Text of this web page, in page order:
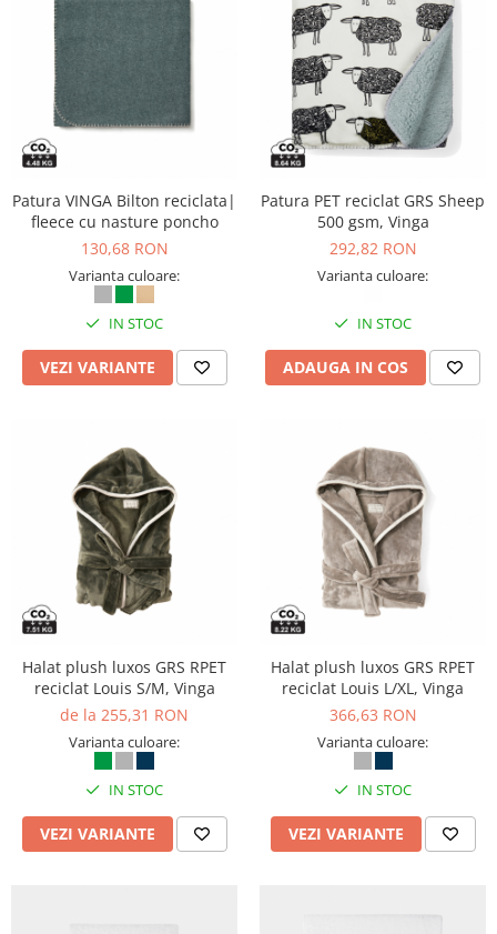
Patura VINGA Bilton reciclata|
fleece cu nasture poncho
130,68 RON
Varianta culoare:
IN STOC
VEZI VARIANTE
Patura PET reciclat GRS Sheep
500 gsm, Vinga
292,82 RON
Varianta culoare:
IN STOC
ADAUGA IN COS
Halat plush luxos GRS RPET
reciclat Louis S/M, Vinga
de la 255,31 RON
Varianta culoare:
IN STOC
VEZI VARIANTE
Halat plush luxos GRS RPET
reciclat Louis L/XL, Vinga
366,63 RON
Varianta culoare:
IN STOC
VEZI VARIANTE